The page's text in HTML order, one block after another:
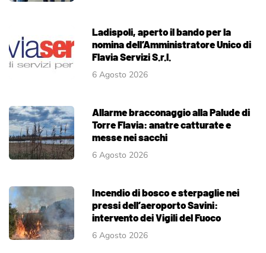
Ladispoli, aperto il bando per la
nomina dell’Amministratore Unico di
Flavia Servizi S.r.l.
6 Agosto 2026
Allarme bracconaggio alla Palude di
Torre Flavia: anatre catturate e
messe nei sacchi
6 Agosto 2026
Incendio di bosco e sterpaglie nei
pressi dell’aeroporto Savini:
intervento dei Vigili del Fuoco
6 Agosto 2026